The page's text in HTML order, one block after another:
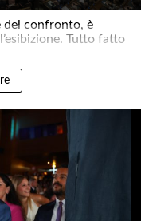
del confronto, è
Tutto fatto